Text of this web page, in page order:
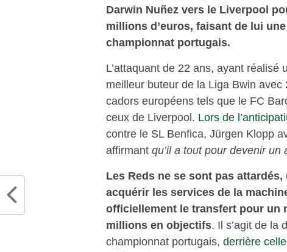
Darwin Nuñez vers le Liverpool
millions d’euros, faisant de lui
championnat portugais.
L’attaquant de 22 ans, ayant
meilleur buteur de la Liga Bwin
cadors européens tels que le FC
ceux de Liverpool. Lors de
contre le SL Benfica, Jürgen Klopp
affirmant qu’il a tout pour devenir
Les Reds ne se sont pas
acquérir les services de la
officiellement le transfert pour un
millions en objectifs. Il s’agit de la
championnat portugais, derrière